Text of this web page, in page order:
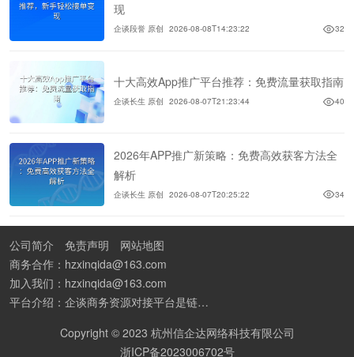
现
企谈段誉 原创 2026-08-08T14:23:22 32
十大高效App推广平台推荐：免费流量获取指南
企谈长生 原创 2026-08-07T21:23:44 40
2026年APP推广新策略：免费高效获客方法全
解析
企谈长生 原创 2026-08-07T20:25:22 34
公司简介 免责声明
网站地图
商务合作：hzxinqida@163.com
加入我们：hzxinqida@163.com
平台介绍：企谈商务资源对接平台是链接资源人脉与客户的平台,也是地推app接任务平台、地推拉新团队接单平台。平台汇聚100W+商务资源，地推拉新、APP推广、BD异业合作等业务可免费发布。同时全国的地推团队和个人都可在地推接单平台找到赚钱项目和分享交流地推问题。
Copyright © 2023 杭州信企达网络科技有限公司
浙ICP备2023006702号